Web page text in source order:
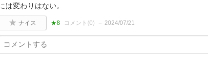
は変わりはない。
ナイス ★8 コメント(0) 2024/07/21